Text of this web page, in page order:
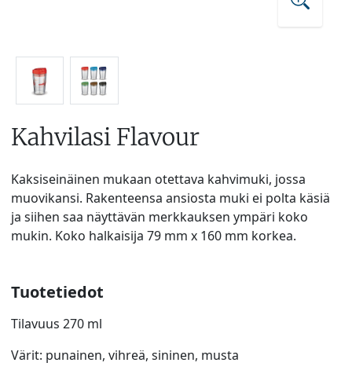
Kahvilasi Flavour
Kaksiseinäinen mukaan otettava kahvimuki, jossa
muovikansi. Rakenteensa ansiosta muki ei polta käsiä
ja siihen saa näyttävän merkkauksen ympäri koko
mukin. Koko halkaisija 79 mm x 160 mm korkea.
Tuotetiedot
Tilavuus 270 ml
Värit: punainen, vihreä, sininen, musta